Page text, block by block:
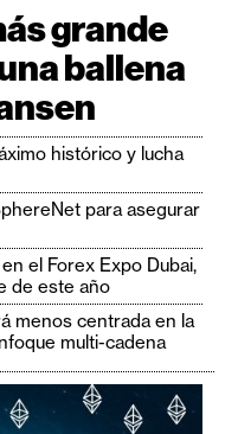
grande
ballena
histórico y lucha
para asegurar
el Forex Expo Dubai,
de este año
menos centrada en la
multi-cadena